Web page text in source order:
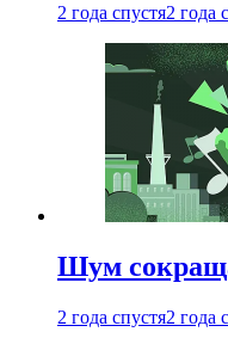
2 года спустя2 года
Шум
2 года спустя2 года